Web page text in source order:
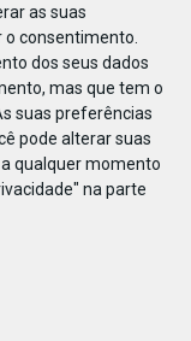
as suas
consentimento.
dos seus dados
mas que tem o
suas preferências
pode alterar suas
qualquer momento
na parte